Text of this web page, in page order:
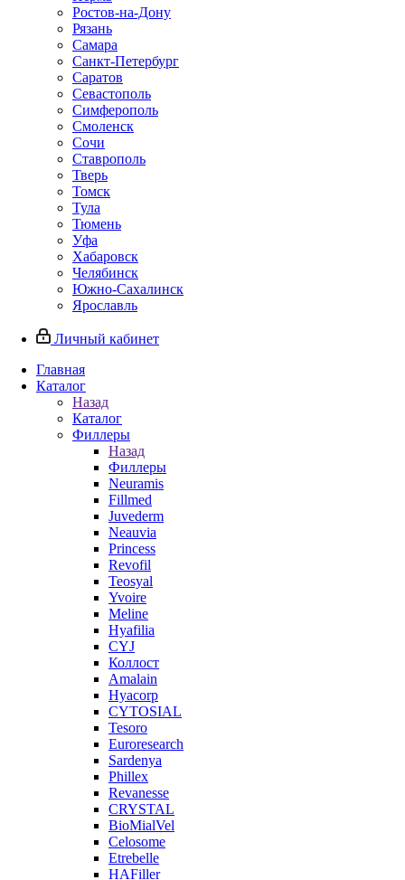
Ростов-на-Дону
Рязань
Самара
Санкт-Петербург
Саратов
Севастополь
Симферополь
Смоленск
Сочи
Ставрополь
Тверь
Томск
Тула
Тюмень
Уфа
Хабаровск
Челябинск
Южно-Сахалинск
Ярославль
Личный кабинет
Главная
Каталог
Назад
Каталог
Филлеры
Назад
Филлеры
Neuramis
Fillmed
Juvederm
Neauvia
Princess
Revofil
Teosyal
Yvoire
Meline
Hyafilia
CYJ
Коллост
Amalain
Hyacorp
CYTOSIAL
Tesoro
Euroresearch
Sardenya
Phillex
Revanesse
CRYSTAL
BioMialVel
Celosome
Etrebelle
HAFiller